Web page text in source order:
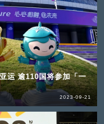
运 逾110国将参加「一
2023-09-21